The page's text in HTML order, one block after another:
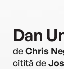
Dan
deChris
citită de